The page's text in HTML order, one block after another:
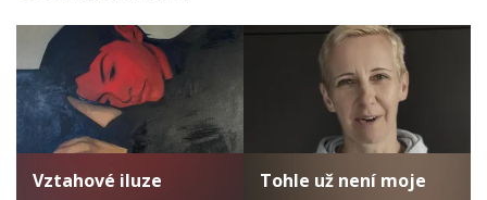
Vztahové iluze Tohle už není moje